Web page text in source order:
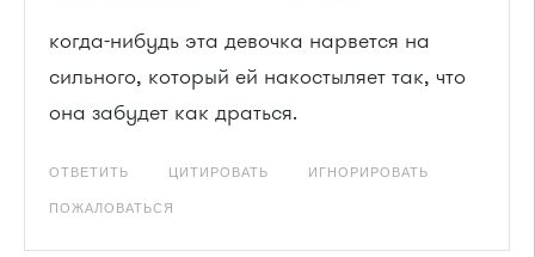
когда-нибудь эта девочка нарвется на
сильного, который ей накостыляет так, что
она забудет как драться.
ОТВЕТИТЬ ЦИТИРОВАТЬ ИГНОРИРОВАТЬ
ПОЖАЛОВАТЬСЯ